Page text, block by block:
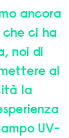
ancora
ci ha
noi di
al
la
UV-